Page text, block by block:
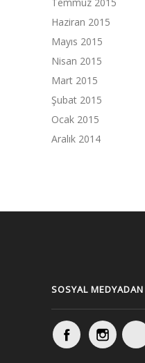
Haziran 2015
Mayıs 2015
Nisan 2015
Mart 2015
Şubat 2015
Ocak 2015
Aralık 2014
SOSYAL